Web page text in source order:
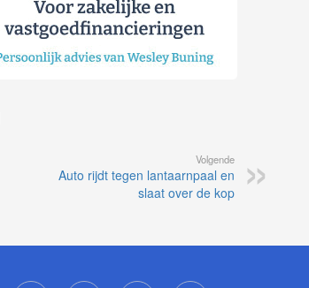
Volgende
Auto rijdt tegen lantaarnpaal en
slaat over de kop